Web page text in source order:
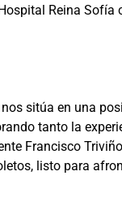
Reina Sofía
sitúa en una
tanto la
Francisco
listo para